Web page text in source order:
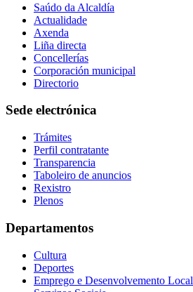
Saúdo da Alcaldía
Actualidade
Axenda
Liña directa
Concellerías
Corporación municipal
Directorio
Sede electrónica
Trámites
Perfil contratante
Transparencia
Taboleiro de anuncios
Rexistro
Plenos
Departamentos
Cultura
Deportes
Emprego e Desenvolvemento Local